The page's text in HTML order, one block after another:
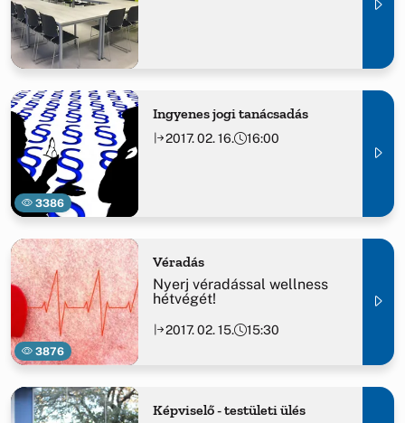
3386
Ingyenes jogi tanácsadás
2017. 02. 16. 16:00
3876
Véradás
Nyerj véradással wellness
hétvégét!
2017. 02. 15. 15:30
Képviselő - testületi ülés